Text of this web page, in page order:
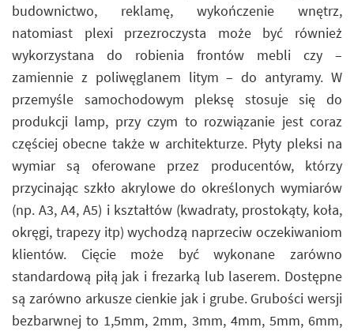
budownictwo, reklamę, wykończenie wnętrz,
natomiast plexi przezroczysta może być również
wykorzystana do robienia frontów mebli czy –
zamiennie z poliwęglanem litym – do antyramy. W
przemyśle samochodowym pleksę stosuje się do
produkcji lamp, przy czym to rozwiązanie jest coraz
częściej obecne także w architekturze. Płyty pleksi na
wymiar są oferowane przez producentów, którzy
przycinając szkło akrylowe do określonych wymiarów
(np. A3, A4, A5) i kształtów (kwadraty, prostokąty, koła,
okręgi, trapezy itp) wychodzą naprzeciw oczekiwaniom
klientów. Cięcie może być wykonane zarówno
standardową piłą jak i frezarką lub laserem. Dostępne
są zarówno arkusze cienkie jak i grube. Grubości wersji
bezbarwnej to 1,5mm, 2mm, 3mm, 4mm, 5mm, 6mm,